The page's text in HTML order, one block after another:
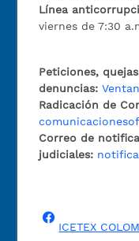
Línea
viernes de 7:30
Peticiones,
denuncias:
Radicación de
Correo de
judiciales:
ICETEX